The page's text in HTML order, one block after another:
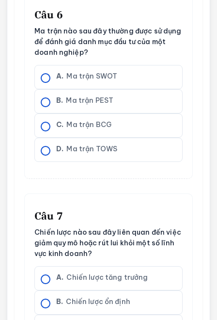
Câu 6
Ma trận nào sau đây thường được sử dụng
để đánh giá danh mục đầu tư của một
doanh nghiệp?
A. Ma trận SWOT
B. Ma trận PEST
C. Ma trận BCG
D. Ma trận TOWS
Câu 7
Chiến lược nào sau đây liên quan đến việc
giảm quy mô hoặc rút lui khỏi một số lĩnh
vực kinh doanh?
A. Chiến lược tăng trưởng
B. Chiến lược ổn định